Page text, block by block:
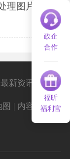
理图片转
政企
合作
福昕
福利官
新资讯
| 内容导航 |